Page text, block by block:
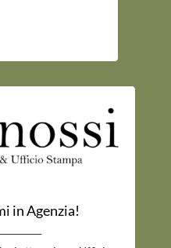
in Agenzia!